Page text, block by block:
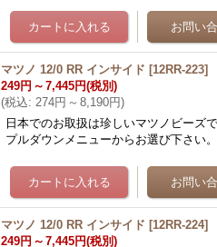
マツノ 12/0 RR インサイド [12RR-223]
249円 ～ 7,445円(税別)
(税込: 274円 ～ 8,190円)
日本でのお取扱は珍しいマツノビー
プルダウンメニューからお選び下さい
マツノ 12/0 RR インサイド [12RR-224]
249円 ～ 7,445円(税別)